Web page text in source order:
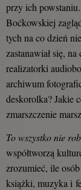
przy ich
Boćkowskiej
tych na co dzień
zastanawiał się,
realizatorki
archiwum
deskorolka? Jakie
zmarszczenie
To wszystko nie
współtworzą
zrozumieć, ile
książki, muzyka i